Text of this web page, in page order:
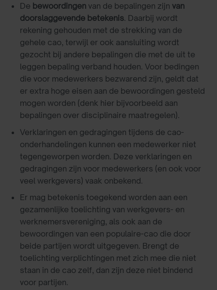
De bewoordingenvan de bepalingen zijn van
doorslaggevende betekenis. Daarbij wordt
rekening gehouden met de strekking van de
gehele cao, terwijl er ook aansluiting wordt
gezocht bij andere bepalingen die met de uit te
leggen bepaling verband houden. Voor bedingen
die voor medewerkers bezwarend zijn, geldt dat
er extra hoge eisen aan de bewoordingen gesteld
mogen worden (denk hier bijvoorbeeld aan
bepalingen over disciplinaire maatregelen).
Verklaringen en gedragingen tijdens de cao-
onderhandelingen kunnen een medewerker niet
tegengeworpen worden. Deze verklaringen en
gedragingen zijn voor medewerkers (en ook voor
veel werkgevers) vaak onbekend.
Er mag betekenis toegekend worden aan een
gezamenlijke toelichting van werkgevers- en
werknemersvereniging, als ook aan de
bewoordingen van een populaire-cao die door
beide partijen wordt uitgegeven. Brengt de
toelichting verplichtingen met zich mee die niet
staan in de cao zelf, dan zijn deze niet bindend
voor partijen.